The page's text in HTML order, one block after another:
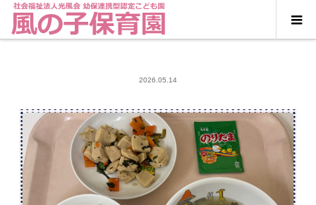
2026.05.14